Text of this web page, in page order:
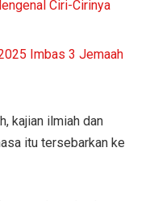
Ciri-Cirinya
Imbas 3 Jemaah
kajian ilmiah dan
itu tersebarkan ke